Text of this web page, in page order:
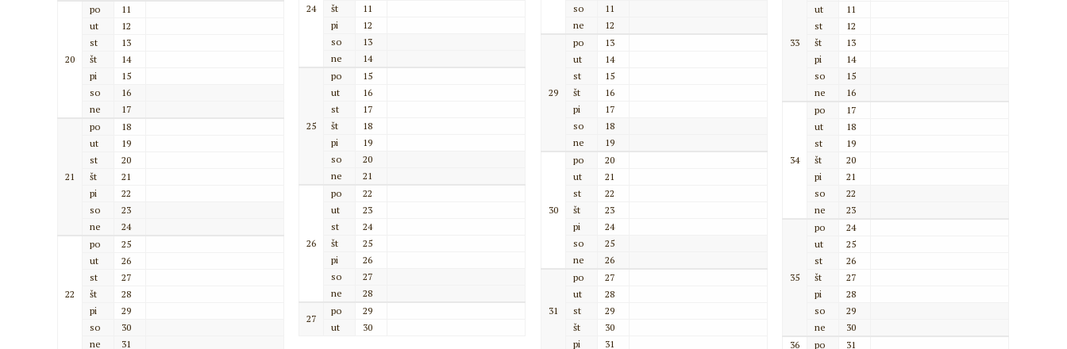
20
po
11
ut
12
st
13
št
14
pi
15
so
16
ne
17
21
po
18
ut
19
st
20
št
21
pi
22
so
23
ne
24
22
po
25
ut
26
st
27
št
28
pi
29
so
30
ne
31
24
št
11
pi
12
so
13
ne
14
25
po
15
ut
16
st
17
št
18
pi
19
so
20
ne
21
26
po
22
ut
23
st
24
št
25
pi
26
so
27
ne
28
27
po
29
ut
30
so
11
ne
12
29
po
13
ut
14
st
15
št
16
pi
17
so
18
ne
19
30
po
20
ut
21
st
22
št
23
pi
24
so
25
ne
26
31
po
27
ut
28
st
29
št
30
pi
31
33
ut
11
st
12
št
13
pi
14
so
15
ne
16
34
po
17
ut
18
st
19
št
20
pi
21
so
22
ne
23
35
po
24
ut
25
st
26
št
27
pi
28
so
29
ne
30
36
po 31